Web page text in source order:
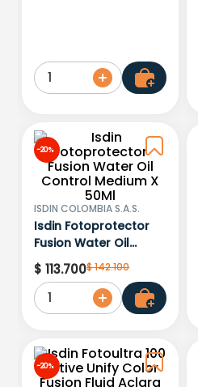
1
-20 %
ISDIN COLOMBIA S.A.S.
Isdin Fotoprotector
Fusion Water Oil
Control Medium X
50Ml
$ 113.700$142.100
1
-20 %